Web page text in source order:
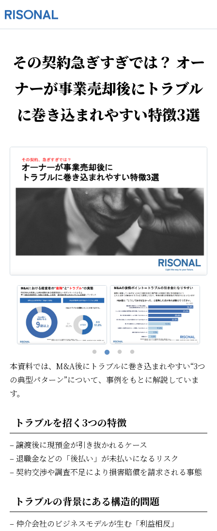
その契約急ぎすぎでは？ オー
ナーが事業売却後にトラブル
に巻き込まれやすい特徴3選
本資料では、M&A後にトラブルに巻き込まれやすい“3つ
の典型パターン”について、事例をもとに解説していま
す。
トラブルを招く3つの特徴
– 譲渡後に現預金が引き抜かれるケース
– 退職金などの「後払い」が未払いになるリスク
– 契約交渉や調査不足により損害賠償を請求される事態
トラブルの背景にある構造的問題
– 仲介会社のビジネスモデルが生む「利益相反」